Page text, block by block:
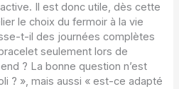
Il est donc utile, dès cette
le choix du fermoir à la vie
t-il des journées complètes
seulement lors de
? La bonne question n’est
? », mais aussi « est-ce adapté